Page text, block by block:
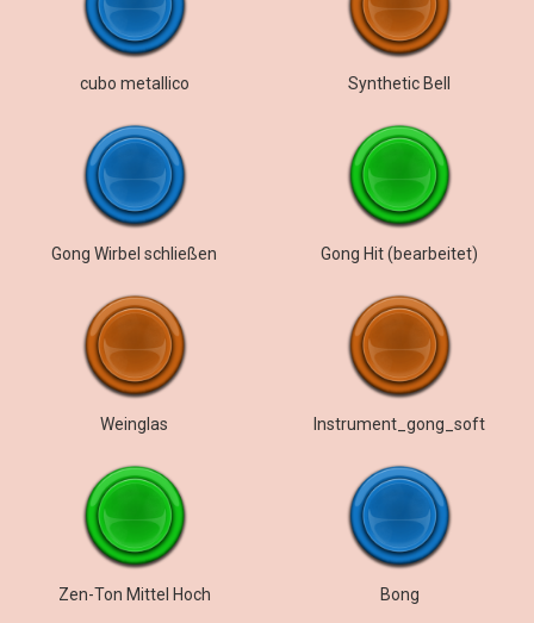
cubo metallico Synthetic Bell
Gong Wirbel schließen Gong Hit (bearbeitet)
Weinglas Instrument_gong_soft
Zen-Ton Mittel Hoch Bong